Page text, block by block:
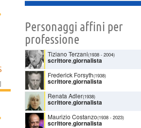
]
Personaggi affini per
professione
Tiziano Terzani(1938 - 2004)
scrittore,giornalista
Frederick Forsyth(1938)
scrittore,giornalista
Renata Adler(1938)
scrittore,giornalista
Maurizio Costanzo(1938 - 2023)
scrittore,giornalista